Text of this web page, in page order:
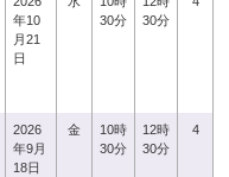
年10
月21
日
30分
30分
2026
年9月
18日
金
10時
30分
12時
30分
4